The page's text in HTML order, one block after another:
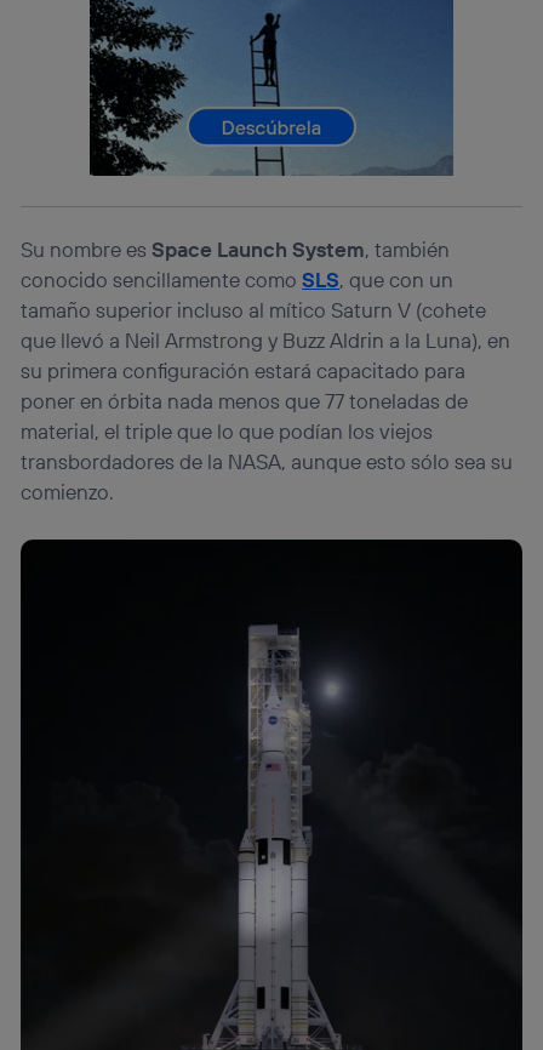
Su nombre esSpace Launch System, también
conocido sencillamente comoSLS, que con un
tamaño superior incluso al mítico Saturn V (cohete
que llevó a Neil Armstrong y Buzz Aldrin a la Luna), en
su primera configuración estará capacitado para
poner en órbita nada menos que 77 toneladas de
material, el triple que lo que podían los viejos
transbordadores de la NASA, aunque esto sólo sea su
comienzo.
telecomunicaciones vinculada a la conexión que utilizas
(p. ej., número de teléfono móvil).
Este identificador se asigna a la conexión de internet, por
lo que cualquier persona que conecte su dispositivo y
consienta el uso de la tecnología recibirá el mismo
identificador. Típicamente:
Si utilizas una
conexión de banda ancha(p. ej., Wi-Fi),
que hayan dado su consentimiento.
Si utilizasdatos móviles, el marketing será más
personalizado, ya que se basará únicamente en la
navegación del usuario del móvil.
Puedes gestionar los consentimientos Utiq seleccionando
“Administrar Utiq” en la parte inferior de esta página web o
visitando el portal de privacidad de Utiq
(“consenthub”) . Para más información, consulta
la política de privacidad de Utiq.